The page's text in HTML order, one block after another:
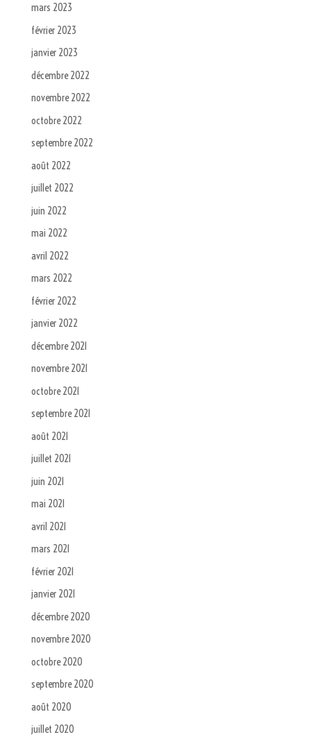
mars 2023
février 2023
janvier 2023
décembre 2022
novembre 2022
octobre 2022
septembre 2022
août 2022
juillet 2022
juin 2022
mai 2022
avril 2022
mars 2022
février 2022
janvier 2022
décembre 2021
novembre 2021
octobre 2021
septembre 2021
août 2021
juillet 2021
juin 2021
mai 2021
avril 2021
mars 2021
février 2021
janvier 2021
décembre 2020
novembre 2020
octobre 2020
septembre 2020
août 2020
juillet 2020